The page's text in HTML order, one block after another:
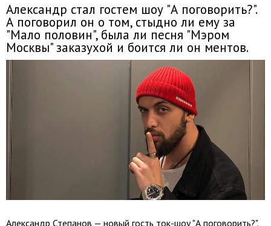
Александр стал гостем шоу "А поговорить?".
А поговорил он о том, стыдно ли ему за
"Мало половин", была ли песня "Мэром
Москвы" заказухой и боится ли он ментов.
Александр Степанов — новый гость ток-шоу "А поговорить?".